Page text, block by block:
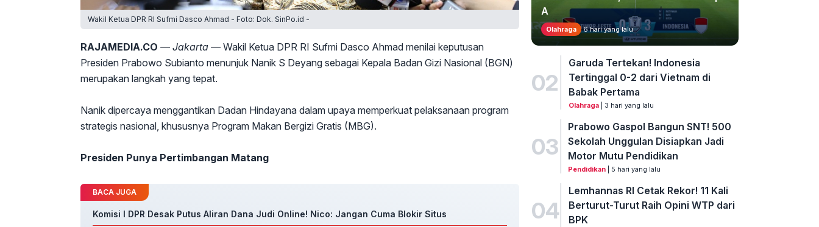
Wakil Ketua DPR RI Sufmi Dasco Ahmad - Foto: Dok. SinPo.id -
RAJAMEDIA.CO — Jakarta —Wakil Ketua DPR RI Sufmi Dasco Ahmad menilai keputusan
Presiden Prabowo Subianto menunjuk Nanik S Deyang sebagai Kepala Badan Gizi Nasional (BGN)
merupakan langkah yang tepat.
Nanik dipercaya menggantikan Dadan Hindayana dalam upaya memperkuat pelaksanaan program
strategis nasional, khususnya Program Makan Bergizi Gratis (MBG).
Presiden Punya Pertimbangan Matang
BACA JUGA
Komisi I DPR Desak Putus Aliran Dana Judi Online! Nico: Jangan Cuma Blokir Situs
A
Olahraga 6 hari yang lalu
02
Garuda Tertekan! Indonesia
Tertinggal 0-2 dari Vietnam di
Babak Pertama
Olahraga| 3 hari yang lalu
03
Prabowo Gaspol Bangun SNT! 500
Sekolah Unggulan Disiapkan Jadi
Motor Mutu Pendidikan
Pendidikan | 5 hari yang lalu
04
Lemhannas RI Cetak Rekor! 11 Kali
Berturut-Turut Raih Opini WTP dari
BPK